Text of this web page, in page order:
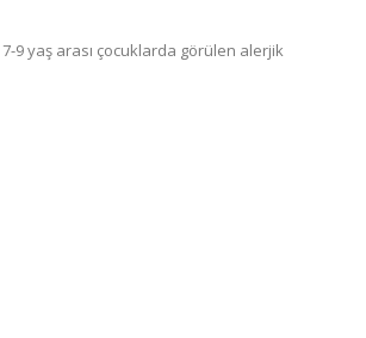
7-9 yaş arası çocuklarda görülen alerjik